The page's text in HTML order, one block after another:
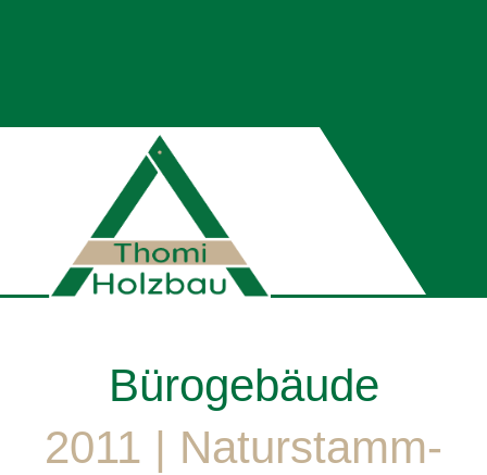
Bürogebäude
2011 | Naturstamm-